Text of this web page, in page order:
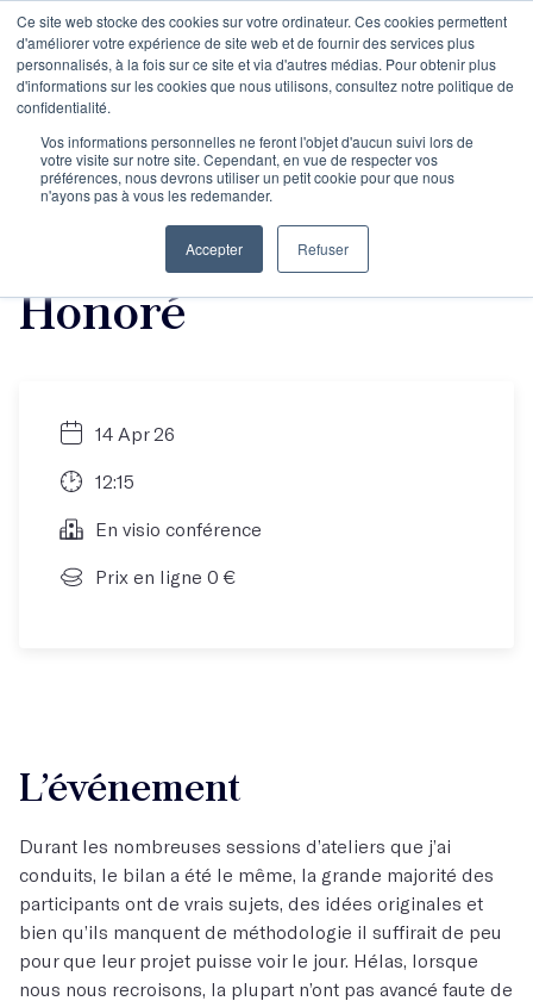
Ce site web stocke des cookies sur votre ordinateur. Ces cookies permettent
d'améliorer votre expérience de site web et de fournir des services plus
personnalisés, à la fois sur ce site et via d'autres médias. Pour obtenir plus
d'informations sur les cookies que nous utilisons, consultez notre politique de
confidentialité.
Vos informations personnelles ne feront l'objet d'aucun suivi lors de
votre visite sur notre site. Cependant, en vue de respecter vos
préférences, nous devrons utiliser un petit cookie pour que nous
n'ayons pas à vous les redemander.
Accepter Refuser
Objectif Théâtre, c'est
quoi ? avec Charlotte
Steisel et Philippe
Honoré
14 Apr 26
12:15
En visio conférence
Prix en ligne 0 €
L’événement
Durant les nombreuses sessions d’ateliers que j’ai
conduits, le bilan a été le même, la grande majorité des
participants ont de vrais sujets, des idées originales et
bien qu’ils manquent de méthodologie il suffirait de peu
pour que leur projet puisse voir le jour. Hélas, lorsque
nous nous recroisons, la plupart n’ont pas avancé faute de